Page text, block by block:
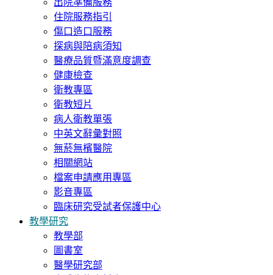
出院準備服務
住院服務指引
傷口造口服務
探病與陪病須知
醫療品質暨滿意度調查
健康檢查
衛教專區
衛教短片
病人衛教單張
中英文辭彙對照
無菸無檳醫院
相關網站
檔案申請應用專區
影音專區
臨床研究受試者保護中心
教學研究
教學部
圖書室
醫學研究部